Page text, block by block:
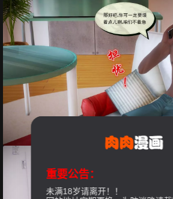
重要公告：
未满18岁请离开！！